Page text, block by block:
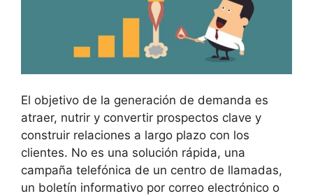
El objetivo de la generación de demanda es
atraer, nutrir y convertir prospectos clave y
construir relaciones a largo plazo con los
clientes. No es una solución rápida, una
campaña telefónica de un centro de llamadas,
un boletín informativo por correo electrónico o